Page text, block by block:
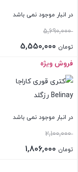
در انبار موجود نمی باشد
5,690,000
قیمت
اصلی:
تومان
قیمت
فعلی:
تومان 5,550,000.
بستن
فروش ویژه
در انبار موجود نمی باشد
2,100,000
قیمت
اصلی:
تومان